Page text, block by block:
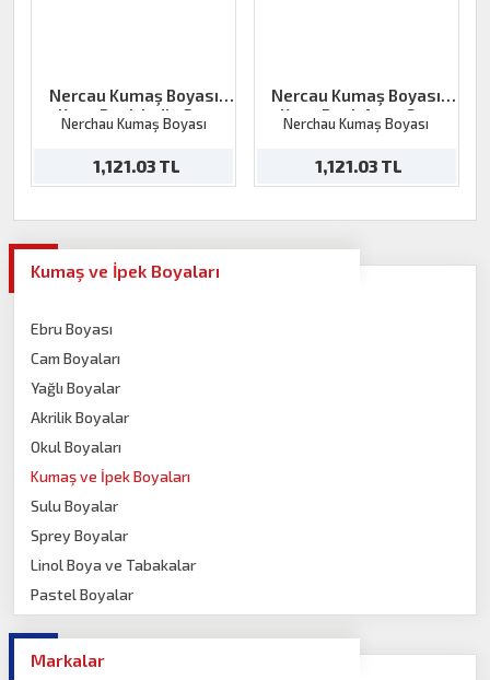
Kumaş ve İpek Boyaları
Ebru Boyası
Cam Boyaları
Yağlı Boyalar
Akrilik Boyalar
Okul Boyaları
Kumaş ve İpek Boyaları
Sulu Boyalar
Sprey Boyalar
Linol Boya ve Tabakalar
Pastel Boyalar
Porselen Boyalar
Markalar
Nercau Kumaş Boyası
Koyu Renk India Set
6x59ml
Nerchau Kumaş Boyası
1,121.03 TL
Nercau Kumaş Boyası
Koyu Renk Aqua Set
6x59ml
Nerchau Kumaş Boyası
1,121.03 TL